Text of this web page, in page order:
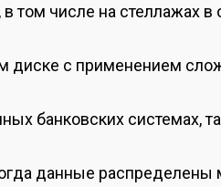
том числе на стеллажах в
диске с применением
банковских системах,
данные распределены